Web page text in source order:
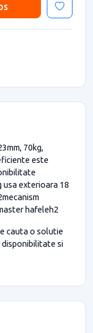
70kg,
este
usa exterioara 18
hafeleh2
cauta o solutie
disponibilitate si